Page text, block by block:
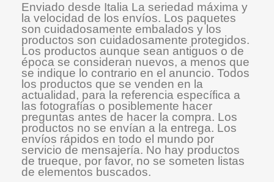
Enviado desde Italia La seriedad máxima y
la velocidad de los envíos. Los paquetes
son cuidadosamente embalados y los
productos son cuidadosamente protegidos.
Los productos aunque sean antiguos o de
época se consideran nuevos, a menos que
se indique lo contrario en el anuncio. Todos
los productos que se venden en la
actualidad, para la referencia específica a
las fotografías o posiblemente hacer
preguntas antes de hacer la compra. Los
productos no se envían a la entrega. Los
envíos rápidos en todo el mundo por
servicio de mensajería. No hay productos
de trueque, por favor, no se someten listas
de elementos buscados.